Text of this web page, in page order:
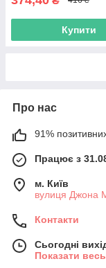
Купити
Про нас
91% позитивних
Працює з
м. Київ
вулиця Джона
Контакти
Сьогодні
Показати